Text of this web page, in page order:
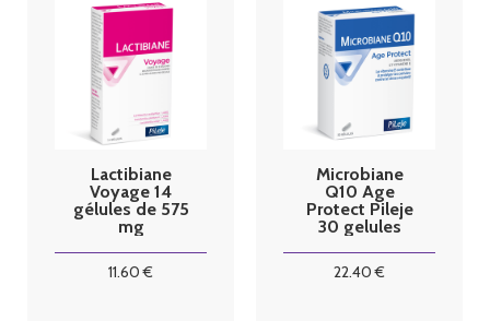
Lactibiane
Voyage 14
gélules de 575
mg
11.60 €
Microbiane
Q10 Age
Protect Pileje
30 gelules
22.40 €